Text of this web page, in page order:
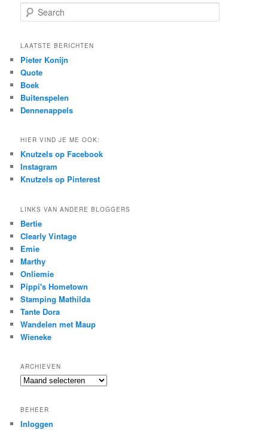
e
r
h
LAATSTE BERICHTEN
Pieter Konijn
Quote
Boek
Buitenspelen
Dennenappels
HIER VIND JE ME OOK:
Knutzels op Facebook
Instagram
Knutzels op Pinterest
LINKS VAN ANDERE BLOGGERS
Bertie
Clearly Vintage
Emie
Marthy
Onliemie
Pippi's Hometown
Stamping Mathilda
Tante Dora
Wandelen met Maup
Wieneke
ARCHIEVEN
Archieven
BEHEER
Inloggen